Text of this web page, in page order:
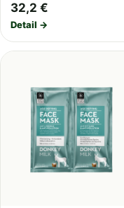
32,2 €
Detail →